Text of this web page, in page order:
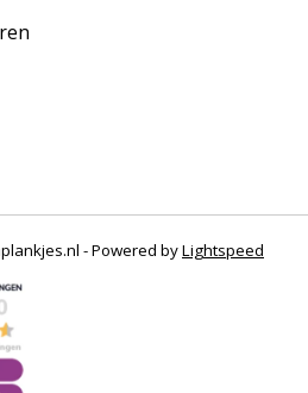
- Powered byLightspeed